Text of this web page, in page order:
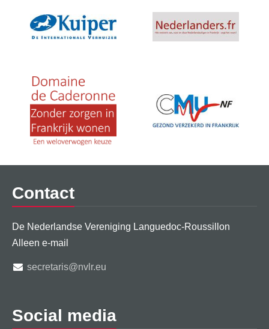
Contact
De Nederlandse Vereniging Languedoc-Roussillon
Alleen e-mail
secretaris@nvlr.eu
Social media